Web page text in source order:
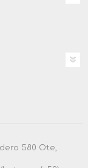
580 Ote,